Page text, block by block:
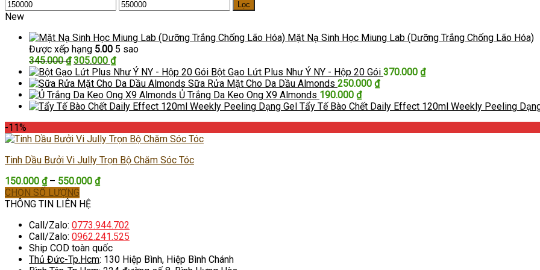
Giá
tối
Giá
Lọc
New
Mặt Nạ Sinh Học Miung Lab (Dưỡng Trắng Chống Lão Hóa)
Được xếp hạng 5.00 5 sao
345.000₫ Giá
gốc
là:
345.000 ₫.
305.000 ₫Giá
hiện
tại
là:
305.000 ₫.
Bột Gạo Lứt Plus Như Ý NY - Hộp 20 Gói 370.000 ₫
Sữa Rửa Mặt Cho Da Dầu Almonds 250.000 ₫
Ủ Trắng Da Keo Ong X9 Almonds 190.000 ₫
Tẩy Tế Bào Chết Daily Effect 120ml Weekly Peeling
-11%
Tinh Dầu Bưởi Vi Jully Trọn Bộ Chăm Sóc Tóc
150.000 ₫ – 550.000 ₫Khoảng
đến
550.000 ₫
CHỌN SỐ LƯỢNG
Sản
nhiều
biến
THÔNG TIN LIÊN HỆ
Call/Zalo: 0773.944.702
Call/Zalo: 0962.241.525
Ship COD toàn quốc
Thủ Đức-Tp.Hcm: 130 Hiệp Bình, Hiệp Bình Chánh